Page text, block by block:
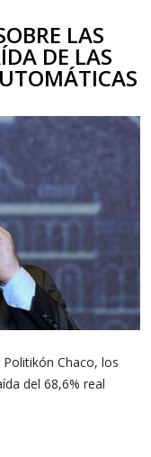
LAS
DE LAS
Chaco, los
del 68,6% real